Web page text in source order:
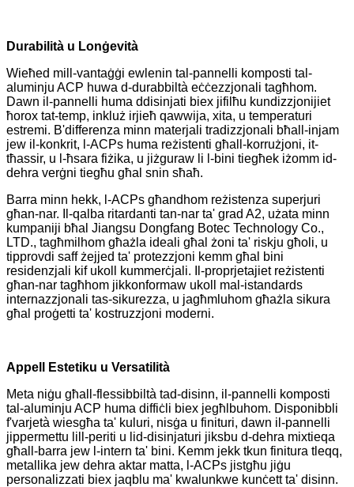
Durabilità u Lonġevità
Wieħed mill-vantaġġi ewlenin tal-pannelli komposti tal-
aluminju ACP huwa d-durabbiltà eċċezzjonali tagħhom.
Dawn il-pannelli huma ddisinjati biex jifilħu kundizzjonijiet
ħorox tat-temp, inkluż irjieħ qawwija, xita, u temperaturi
estremi. B'differenza minn materjali tradizzjonali bħall-injam
jew il-konkrit, l-ACPs huma reżistenti għall-korrużjoni, it-
tħassir, u l-ħsara fiżika, u jiżguraw li l-bini tiegħek iżomm id-
dehra verġni tiegħu għal snin sħaħ.
Barra minn hekk, l-ACPs għandhom reżistenza superjuri
għan-nar. Il-qalba ritardanti tan-nar ta' grad A2, użata minn
kumpaniji bħal Jiangsu Dongfang Botec Technology Co.,
LTD., tagħmilhom għażla ideali għal żoni ta' riskju għoli, u
tipprovdi saff żejjed ta' protezzjoni kemm għal bini
residenzjali kif ukoll kummerċjali. Il-proprjetajiet reżistenti
għan-nar tagħhom jikkonformaw ukoll mal-istandards
internazzjonali tas-sikurezza, u jagħmluhom għażla sikura
għal proġetti ta' kostruzzjoni moderni.
Appell Estetiku u Versatilità
Meta niġu għall-flessibbiltà tad-disinn, il-pannelli komposti
tal-aluminju ACP huma diffiċli biex jegħlbuhom. Disponibbli
f'varjetà wiesgħa ta' kuluri, nisġa u finituri, dawn il-pannelli
jippermettu lill-periti u lid-disinjaturi jiksbu d-dehra mixtieqa
għall-barra jew l-intern ta' bini. Kemm jekk tkun finitura tleqq,
metallika jew dehra aktar matta, l-ACPs jistgħu jiġu
personalizzati biex jaqblu ma' kwalunkwe kunċett ta' disinn.